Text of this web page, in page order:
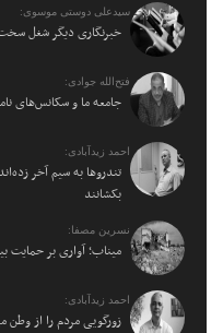
سیدعلی دوستی موسوی:
خبرنگاری دیگر شغل
فتح‌الله جوادی:
جامعه ما و سکانس‌های
احمد زیدآبادی:
تندروها به سیم آخر
بکشانند
نسرین مصفا:
میناب؛ آواری بر حمایت
احمد زیدآبادی:
زورگویی مردم را از وطن